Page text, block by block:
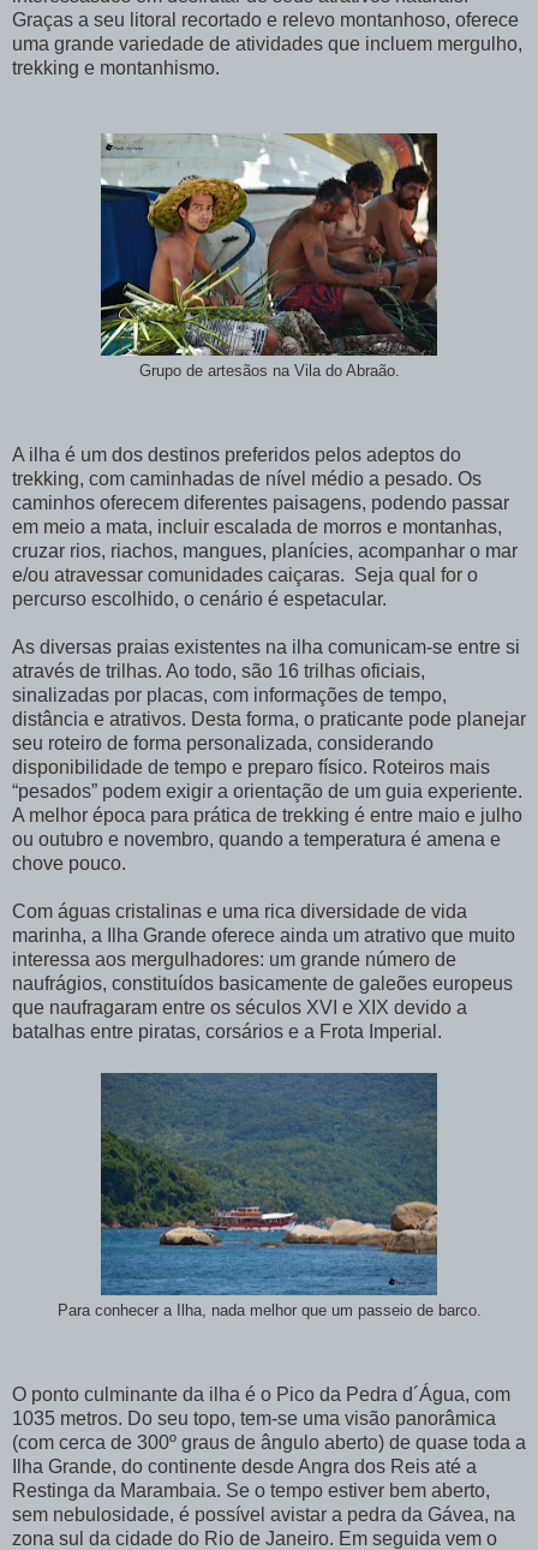
Graças a seu litoral recortado e relevo montanhoso, oferece
uma grande variedade de atividades que incluem mergulho,
trekking e montanhismo.
Grupo de artesãos na Vila do Abraão.
A ilha é um dos destinos preferidos pelos adeptos do
trekking, com caminhadas de nível médio a pesado. Os
caminhos oferecem diferentes paisagens, podendo passar
em meio a mata, incluir escalada de morros e montanhas,
cruzar rios, riachos, mangues, planícies, acompanhar o mar
e/ou atravessar comunidades caiçaras. Seja qual for o
percurso escolhido, o cenário é espetacular.
As diversas praias existentes na ilha comunicam-se entre si
através de trilhas. Ao todo, são 16 trilhas oficiais,
sinalizadas por placas, com informações de tempo,
distância e atrativos. Desta forma, o praticante pode planejar
seu roteiro de forma personalizada, considerando
disponibilidade de tempo e preparo físico. Roteiros mais
“pesados” podem exigir a orientação de um guia experiente.
A melhor época para prática de trekking é entre maio e julho
ou outubro e novembro, quando a temperatura é amena e
chove pouco.
Com águas cristalinas e uma rica diversidade de vida
marinha, a Ilha Grande oferece ainda um atrativo que muito
interessa aos mergulhadores: um grande número de
naufrágios, constituídos basicamente de galeões europeus
que naufragaram entre os séculos XVI e XIX devido a
batalhas entre piratas, corsários e a Frota Imperial.
Para conhecer a Ilha, nada melhor que um passeio de barco.
O ponto culminante da ilha é o Pico da Pedra d´Água, com
1035 metros. Do seu topo, tem-se uma visão panorâmica
(com cerca de 300º graus de ângulo aberto) de quase toda a
Ilha Grande, do continente desde Angra dos Reis até a
Restinga da Marambaia. Se o tempo estiver bem aberto,
sem nebulosidade, é possível avistar a pedra da Gávea, na
zona sul da cidade do Rio de Janeiro. Em seguida vem o